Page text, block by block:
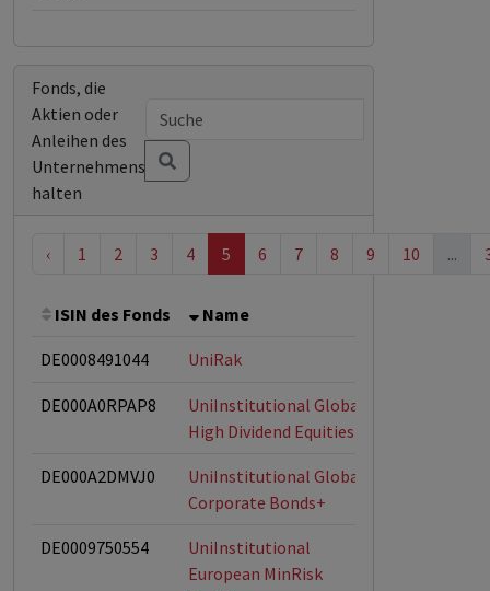
Fonds, die
Aktien oder
Anleihen des
Unternehmens
halten
‹ 1 2 3 4 5 6 7 8 9 10 ...
ISIN des Fonds Name
DE0008491044 UniRak
DE000A0RPAP8
UniInstitutional Global
High Dividend Equities
DE000A2DMVJ0
UniInstitutional Global
Corporate Bonds+
DE0009750554
UniInstitutional
European MinRisk